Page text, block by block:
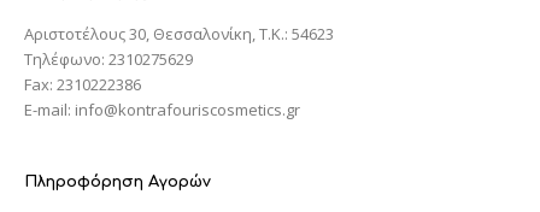
Αριστοτέλους 30, Θεσσαλονίκη, T.K.: 54623
Τηλέφωνο: 2310275629
Fax: 2310222386
E-mail: info@kontrafouriscosmetics.gr
Πληροφόρηση Αγορών